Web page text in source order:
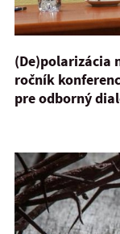
(De)polarizácia
ročník
pre odborný